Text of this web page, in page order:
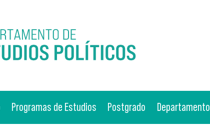
Programas de Estudios Postgrado Departamento